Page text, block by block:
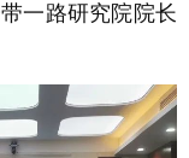
一路研究院院长